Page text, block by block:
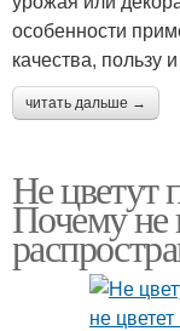
особенности
качества, пользу
читать дальше →
Не цветут
Почему не